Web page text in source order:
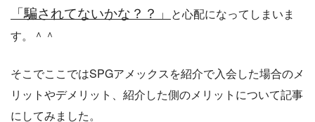
「騙されてないかな？？」 と心配になってしまいま
す。＾＾
そこでここではSPGアメックスを紹介で入会した場合のメ
リットやデメリット、紹介した側のメリットについて記事
にしてみました。